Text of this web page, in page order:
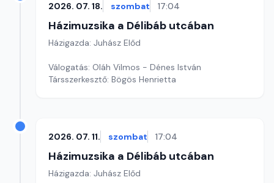
2026. 07. 18. szombat 17:04
Házimuzsika a Délibáb utcában
Házigazda: Juhász Előd
Válogatás: Oláh Vilmos - Dénes István
Társszerkesztő: Bögös Henrietta
2026. 07. 11. szombat 17:04
Házimuzsika a Délibáb utcában
Házigazda: Juhász Előd